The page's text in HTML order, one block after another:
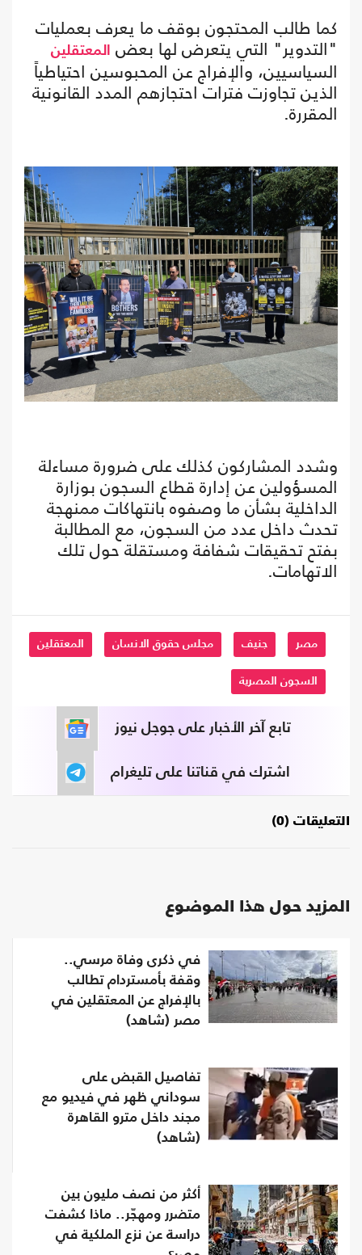
كما طالب المحتجون بوقف ما يعرف بعمليات
"التدوير" التي يتعرض لها بعض المعتقلين
السياسيين، والإفراج عن المحبوسين احتياطياً
الذين تجاوزت فترات احتجازهم المدد القانونية
المقررة.
وشدد المشاركون كذلك على ضرورة مساءلة
المسؤولين عن إدارة قطاع السجون بوزارة
الداخلية بشأن ما وصفوه بانتهاكات ممنهجة
تحدث داخل عدد من السجون، مع المطالبة
بفتح تحقيقات شفافة ومستقلة حول تلك
الاتهامات.
مصر جنيف مجلس حقوق الانسان المعتقلين
السجون المصرية
تابع آخر الأخبار على جوجل نيوز
اشترك في قناتنا على تليغرام
التعليقات (0)
المزيد حول هذا الموضوع
في ذكرى وفاة مرسي..
وقفة بأمستردام تطالب
بالإفراج عن المعتقلين في
مصر (شاهد)
تفاصيل القبض على
سوداني ظهر في فيديو مع
مجند داخل مترو القاهرة
(شاهد)
أكثر من نصف مليون بين
متضرر ومهجّر.. ماذا كشفت
دراسة عن نزع الملكية في